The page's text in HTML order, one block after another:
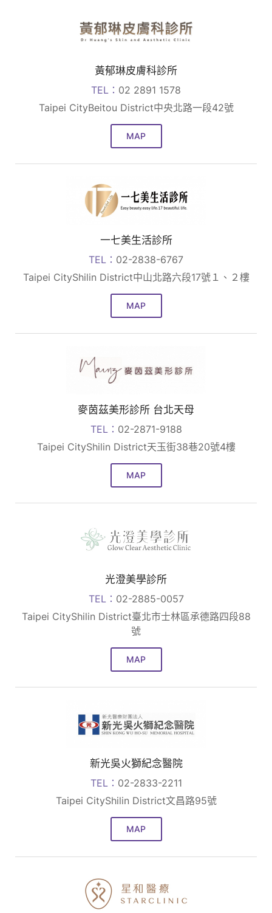
黃郁琳皮膚科診所
TEL： 02 2891 1578
Taipei CityBeitou District中央北路一段42號
MAP
一七美生活診所
TEL： 02-2838-6767
Taipei CityShilin District中山北路六段17號１、２樓
MAP
麥茵茲美形診所 台北天母
TEL： 02-2871-9188
Taipei CityShilin District天玉街38巷20號4樓
MAP
光澄美學診所
TEL： 02-2885-0057
Taipei CityShilin District臺北市士林區承德路四段88
號
MAP
新光吳火獅紀念醫院
TEL： 02-2833-2211
Taipei CityShilin District文昌路95號
MAP